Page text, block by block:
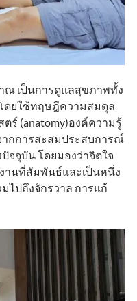
ณ เป็นการดูแลสุขภาพทั้ง
ดยใช้ทฤษฎีความสมดุล
ร์ (anatomy)องค์ความรู้
ากการสะสมประสบการณ์
จจุบัน โดยมองว่าจิตใจ
านที่สัมพันธ์และเป็นหนึ่ง
ไปถึงจักรวาล การแก้